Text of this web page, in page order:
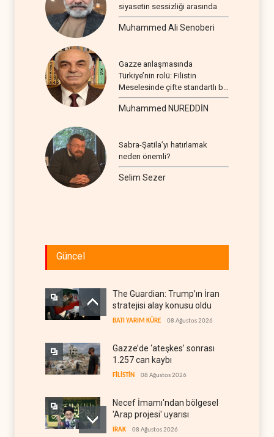
siyasetin sessizliği arasında
Muhammed Ali Senoberi
Gazze anlaşmasında
Türkiye’nin rolü: Filistin
Meselesinde çifte standartlı bir
seyir
Muhammed NUREDDİN
Sabra-Şatila’yı hatırlamak
neden önemli?
Selim Sezer
Güncel
The Guardian: Trump’ın İran
stratejisi alay konusu oldu
BATI YARIM KÜRE 08 Ağustos 2026
Gazze’de ‘ateşkes’ sonrası
1.257 can kaybı
FİLİSTİN 08 Ağustos 2026
Necef İmamı'ndan bölgesel
'Arap projesi' uyarısı
IRAK 08 Ağustos 2026